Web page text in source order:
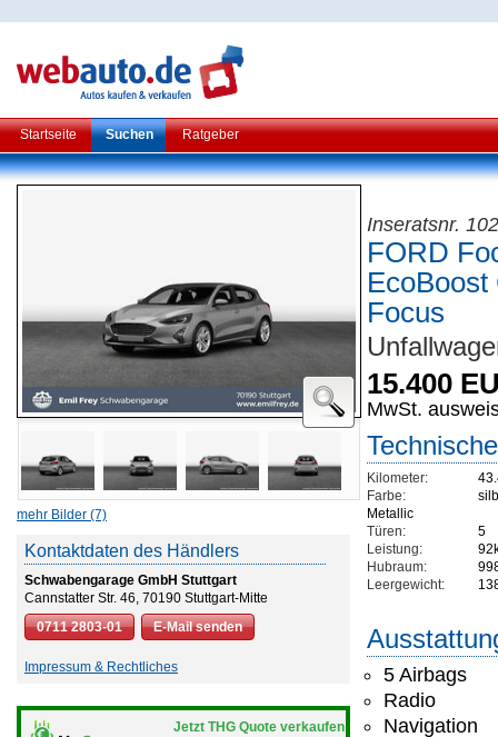
Startseite Suchen Ratgeber
mehr Bilder (7)
Kontaktdaten des Händlers
Schwabengarage GmbH Stuttgart
Cannstatter Str. 46, 70190 Stuttgart-Mitte
0711 2803-01
E-Mail senden
Impressum & Rechtliches
Jetzt THG Quote verkaufen
Inseratsnr.
FORD
Focus
15.400
MwSt.
Kilometer:
Farbe:
Metallic
Türen:
5
Leistung:
Hubraum:
Leergewicht:
5 Airbags
Radio
Navigation